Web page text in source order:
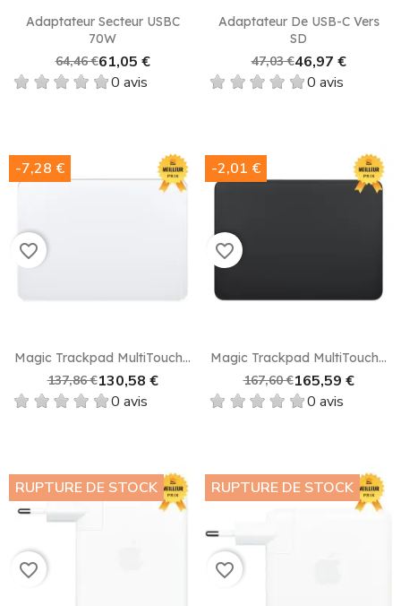
Adaptateur Secteur USBC
70W
64,46 €61,05 €
0 avis
Adaptateur De USB-C Vers
SD
47,03 €46,97 €
0 avis
Magic Trackpad MultiTouch...
137,86 €130,58 €
0 avis
-7,28 €
favorite_border
Magic Trackpad MultiTouch...
167,60 €165,59 €
0 avis
-2,01 €
favorite_border
RUPTURE DE STOCK
favorite_border
RUPTURE DE STOCK
favorite_border